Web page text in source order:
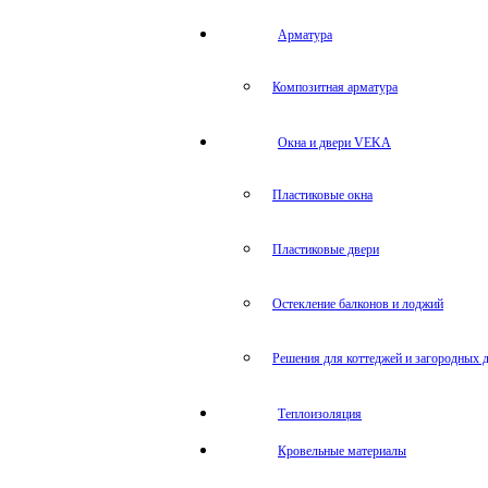
Арматура
Композитная арматура
Окна и двери VEKA
Пластиковые окна
Пластиковые двери
Остекление балконов и лоджий
Решения для коттеджей и загородных
Теплоизоляция
Кровельные материалы